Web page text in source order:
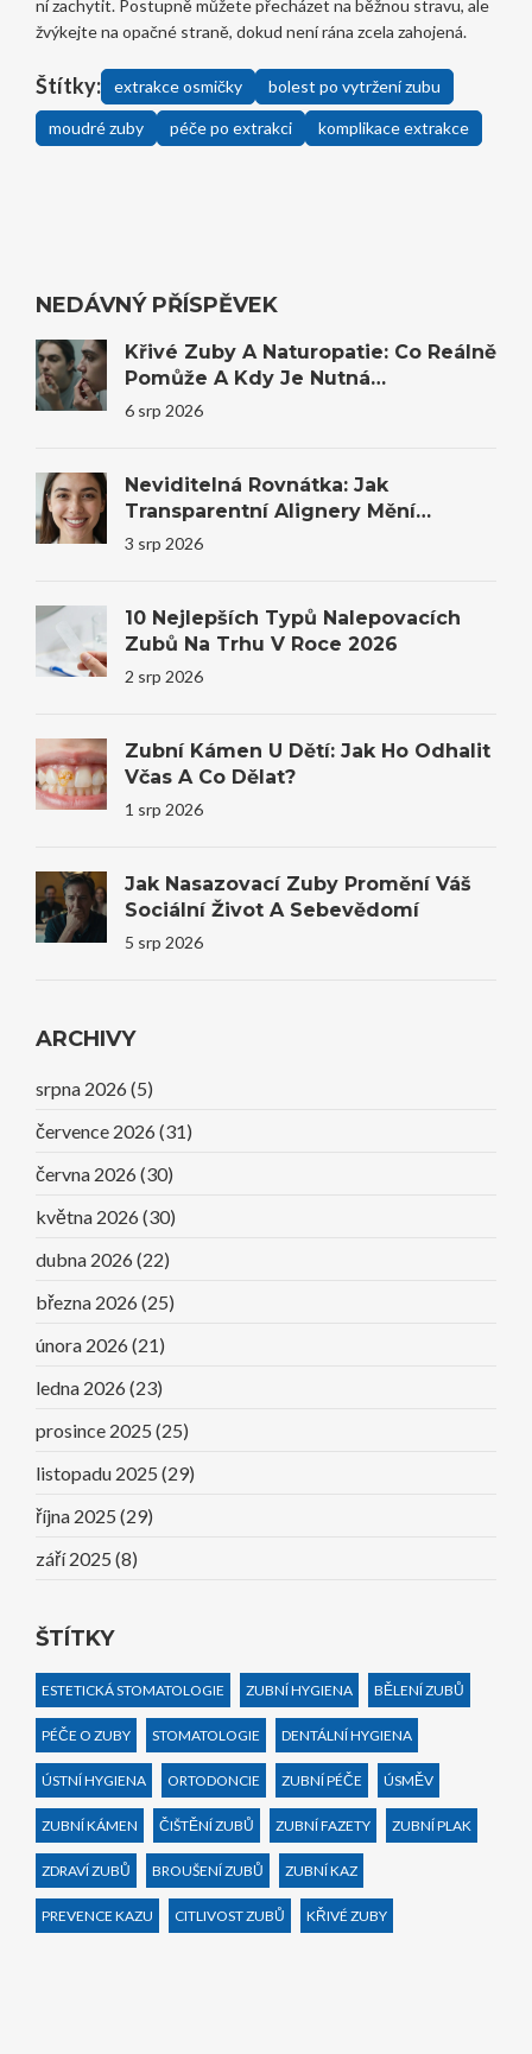
ní zachytit. Postupně můžete přecházet na běžnou stravu, ale
žvýkejte na opačné straně, dokud není rána zcela zahojená.
Štítky: extrakce osmičky bolest po vytržení zubu
moudré zuby péče po extrakci komplikace extrakce
NEDÁVNÝ PŘÍSPĚVEK
Křivé Zuby A Naturopatie: Co Reálně
Pomůže A Kdy Je Nutná
Stomatologie
6 srp 2026
Neviditelná Rovnátka: Jak
Transparentní Alignery Mění
Úsměvy I Sebevědomí
3 srp 2026
10 Nejlepších Typů Nalepovacích
Zubů Na Trhu V Roce 2026
2 srp 2026
Zubní Kámen U Dětí: Jak Ho Odhalit
Včas A Co Dělat?
1 srp 2026
Jak Nasazovací Zuby Promění Váš
Sociální Život A Sebevědomí
5 srp 2026
ARCHIVY
srpna 2026 (5)
července 2026 (31)
června 2026 (30)
května 2026 (30)
dubna 2026 (22)
března 2026 (25)
února 2026 (21)
ledna 2026 (23)
prosince 2025 (25)
listopadu 2025 (29)
října 2025 (29)
září 2025 (8)
ŠTÍTKY
ESTETICKÁ STOMATOLOGIE ZUBNÍ HYGIENA BĚLENÍ ZUBŮ
PÉČE O ZUBY STOMATOLOGIE DENTÁLNÍ HYGIENA
ÚSTNÍ HYGIENA ORTODONCIE ZUBNÍ PÉČE ÚSMĚV
ZUBNÍ KÁMEN ČIŠTĚNÍ ZUBŮ ZUBNÍ FAZETY ZUBNÍ PLAK
ZDRAVÍ ZUBŮ BROUŠENÍ ZUBŮ ZUBNÍ KAZ
PREVENCE KAZU CITLIVOST ZUBŮ KŘIVÉ ZUBY